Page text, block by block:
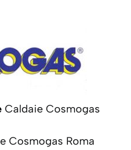
Caldaie Cosmogas
Cosmogas Roma